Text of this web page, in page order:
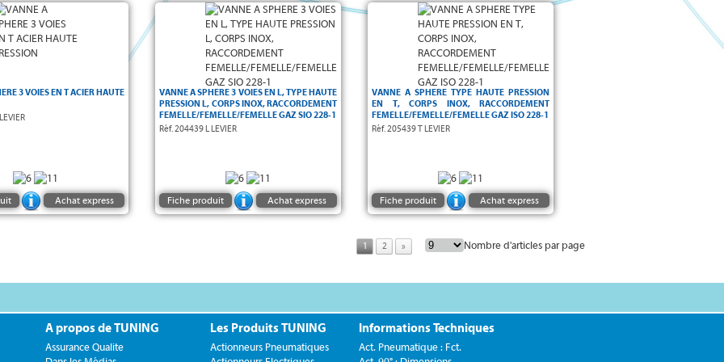
3 VOIES EN T ACIER HAUTE
Achat express
Vanne à sphère 3 voies
en T
en acier bruni
- PN500
acier
POM - O-rings en Buna
Raccordement taraudé
F/F/F
1
NOTE:
toujours par la voie
VANNE A SPHERE 3 VOIES EN L, TYPE HAUTE
PRESSION L, CORPS INOX, RACCORDEMENT
FEMELLE/FEMELLE/FEMELLE GAZ SIO 228-1
Réf. 204439 L LEVIER
Fiche produit Achat express
Vanne à sphère
Haute Pression
VANNE A SPHERE TYPE HAUTE PRESSION
EN T, CORPS INOX, RACCORDEMENT
FEMELLE/FEMELLE/FEMELLE GAZ ISO 228-1
Réf. 205439 T LEVIER
Fiche produit Achat express
Vanne à sphère
haute pression
Entrée du fluide toujours par la voie centrale
1 2 » Nombre d'articles par page
A propos de TUNING
Assurance Qualite
Les Produits TUNING
Actionneurs Pneumatiques
Informations Techniques
Act. Pneumatique : Fct.